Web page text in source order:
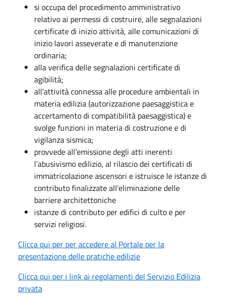
si occupa del procedimento amministrativo
relativo ai permessi di costruire, alle segnalazioni
certificate di inizio attività, alle comunicazioni di
inizio lavori asseverate e di manutenzione
ordinaria;
alla verifica delle segnalazioni certificate di
agibilità;
all'attività connessa alle procedure ambientali in
materia edilizia (autorizzazione paesaggistica e
accertamento di compatibilità paesaggistica) e
svolge funzioni in materia di costruzione e di
vigilanza sismica;
provvede all’emissione degli atti inerenti
l’abusivismo edilizio, al rilascio dei certificati di
immatricolazione ascensori e istruisce le istanze di
contributo finalizzate all'eliminazione delle
barriere architettoniche
istanze di contributo per edifici di culto e per
servizi religiosi.
Clicca qui per per accedere al Portale per la
presentazione delle pratiche edilizie
Clicca qui per i link ai regolamenti del Servizio Edilizia
privata